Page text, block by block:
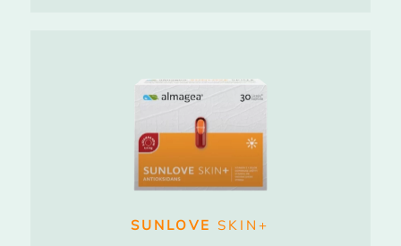
SUNLOVE SKIN+